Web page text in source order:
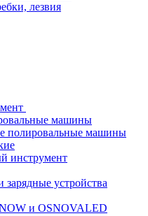
лезвия
машины
полировальные машины
инструмент
устройства
и OSNOVALED